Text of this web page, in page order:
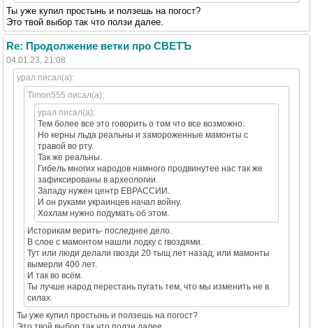
Ты уже купил простынь и ползешь на погост?
Это твой выбор так что ползи далее.
Re: Продолжение ветки про СВЕТЪ
04.01.23, 21:08
урал писал(а):
Timon555 писал(а):
урал писал(а):
Тем более все это говорить о том что все возможно.
Но керны льда реальны и замороженные мамонты с
травой во рту.
Так же реальны.
Гибель многих народов намного продвинутее нас так же
зафиксированы в археологии.
Западу нужен центр ЕВРАССИИ.
И он руками украинцев начал войну.
Хохлам нужно подумать об этом.
Историкам верить- последнее дело.
В слое с мамонтом нашли лодку с гвоздями.
Тут или люди делали гвозди 20 тыщ лет назад, или мамонты
вымерли 400 лет.
И так во всём.
Ты лучше народ перестань пугать тем, что мы изменить не в
силах.
Ты уже купил простынь и ползешь на погост?